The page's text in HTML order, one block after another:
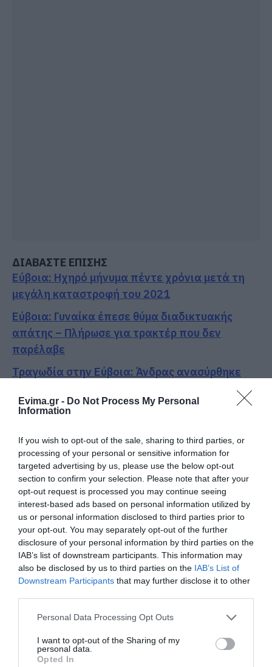
Evima.gr - Do Not Process My Personal
Information
If you wish to opt-out of the sale, sharing to third parties, or
processing of your personal or sensitive information for
targeted advertising by us, please use the below opt-out
section to confirm your selection. Please note that after your
opt-out request is processed you may continue seeing
interest-based ads based on personal information utilized by
us or personal information disclosed to third parties prior to
your opt-out. You may separately opt-out of the further
disclosure of your personal information by third parties on the
IAB’s list of downstream participants. This information may
also be disclosed by us to third parties on the IAB’s List of
Downstream Participants that may further disclose it to other
Please note that this website/app uses one or more Google
not limited to your visit or usage behaviour. You may click to
grant or deny consent to Google and its third-party tags to
Personal Data Processing Opt Outs
I want to opt-out of the Sharing of my
personal data.
Opted In
ΔΙΑΒΑΣΤΕ ΕΠΙΣΗΣ
Εύβοια: Ηχηρό μήνυμα πέντε χρόνια μετά τη
μεγάλη καταστροφή του 2021
Εύβοια: Γυναίκα έπεσε θύμα διαδικτυακής
απάτης – Πλήρωσε για τρακτέρ που δεν
παρέλαβε
Τραγωδία στην Εύβοια: Άνδρας ανασύρθηκε
Ανακοινώθηκαν νέες προσλήψεις σε δήμο της
Ακολουθήστε το evima.gr στοGoogle News
Διαβάστε όλες τιςειδήσεις για την Εύβοια
Διαβάστε όλες τιςτελευταίες ειδήσεις για την
Ελλάδακαι τονΚόσμοστοevima.gr
TAGS: ΑΝΤΙΠΥΡΙΚΗ ΠΕΡΙΟΔΟΣ
ΕΙΔΗΣΕΙΣ ΕΥΒΟΙΑ
ΕΥΒΟΙΑ
ΝΕΑ ΕΥΒΟΙΑ ΠΥΡΚΑΓΙΑ ΦΩΤΙΑ
ΡΟΗ ΕΙΔΗΣΕΩΝ
Ο καιρός αλλάζει πρόσωπο:
θυελλώδη μελτέμια
07.08.2026 | 22:20